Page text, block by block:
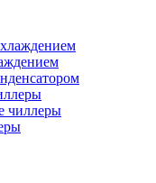
чиллеры